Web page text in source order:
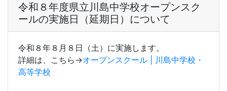
令和８年度県立川島中学校オープンスク
ールの実施日（延期日）について
令和８年８月８日（土）に実施します。
詳細は、こちら→オープンスクール | 川島中学校・
高等学校